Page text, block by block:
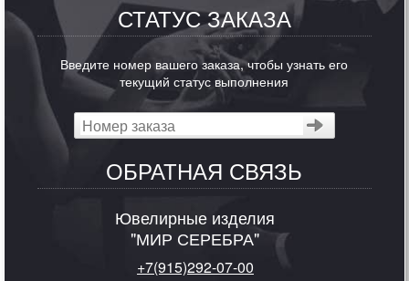
СТАТУС ЗАКАЗА
Введите номер вашего заказа, чтобы узнать его
текущий статус выполнения
ОБРАТНАЯ СВЯЗЬ
Ювелирные изделия
"МИР СЕРЕБРА"
+7(915)292-07-00